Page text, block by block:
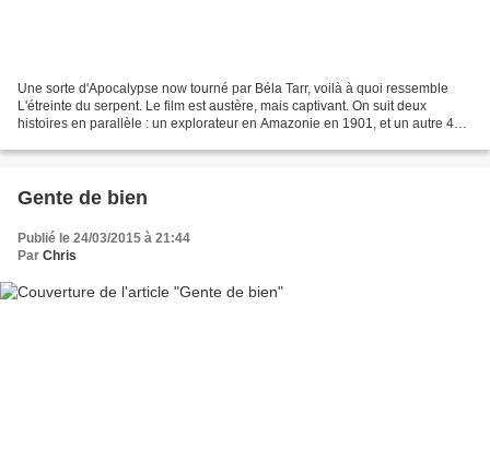
Une sorte d'Apocalypse now tourné par Béla Tarr, voilà à quoi ressemble
L'étreinte du serpent. Le film est austère, mais captivant. On suit deux
histoires en parallèle : un explorateur en Amazonie en 1901, et un autre 40
Gente de bien
Publié le 24/03/2015 à 21:44
Par Chris